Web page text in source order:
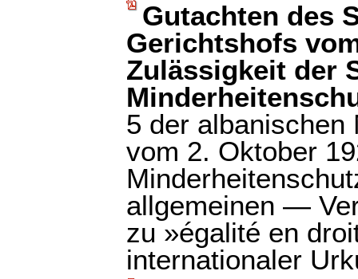
Gutachten des
Gerichtshofs
Zulässigkeit der
5 der albanischen
vom 2. Oktober
allgemeinen —
zu »égalité en
internationaler